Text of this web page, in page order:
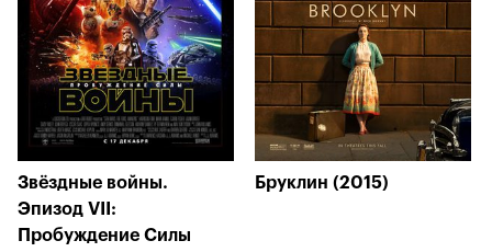
Звёздные войны.
Эпизод VII:
Пробуждение Силы
Бруклин (2015)